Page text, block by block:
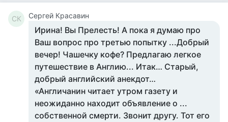
СК Сергей Красавин
Ирина! Вы Прелесть! А пока я думаю про
Ваш вопрос про третью попытку ...Добрый
вечер! Чашечку кофе? Предлагаю легкое
путешествие в Англию... Итак… Старый,
добрый английский анекдот…
«Англичанин читает утром газету и
неожиданно находит объявление о ...
собственной смерти. Звонит другу. Тот его